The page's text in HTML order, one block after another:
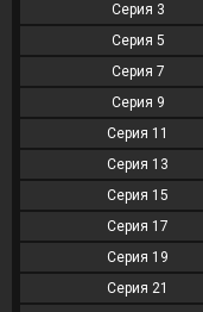
Серия 3
Серия 5
Серия 7
Серия 9
Серия 11
Серия 13
Серия 15
Серия 17
Серия 19
Серия 21